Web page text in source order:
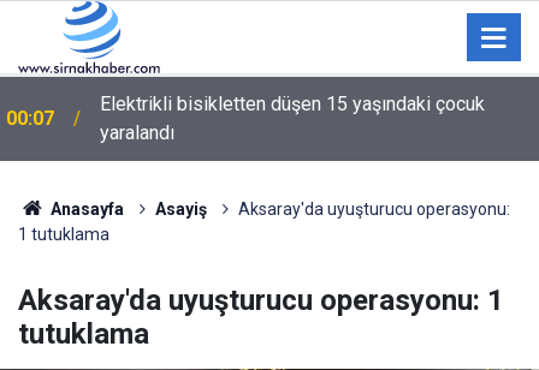
00:07
Elektrikli bisikletten düşen 15 yaşındaki çocuk
yaralandı
Anasayfa Asayiş
Aksaray'da uyuşturucu operasyonu:
1 tutuklama
Aksaray'da uyuşturucu operasyonu: 1
tutuklama